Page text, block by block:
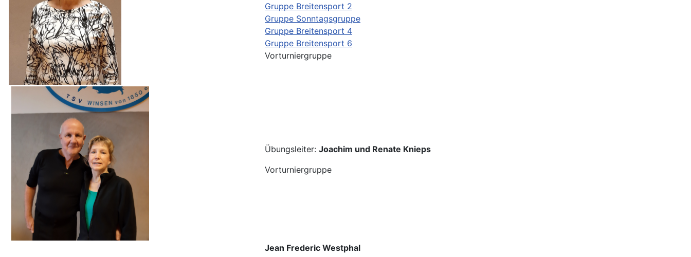
Gruppe Breitensport 2
Gruppe Sonntagsgruppe
Gruppe Breitensport 4
Gruppe Breitensport 6
Vorturniergruppe
Übungsleiter: Joachim und Renate Knieps
Vorturniergruppe
Jean Frederic Westphal